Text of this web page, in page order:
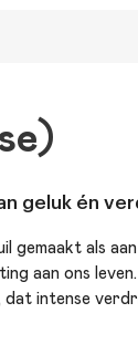
geluk én
als
aan ons
intense